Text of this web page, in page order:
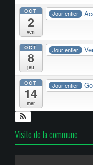
OCT
2
ven
Jour entier
OCT
8
jeu
Jour entier
OCT
14
mer
Jour entier
Visite de la commune